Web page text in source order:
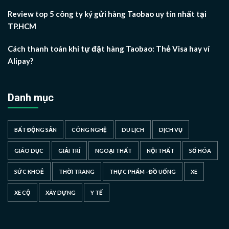
Review top 5 công ty ký gửi hàng Taobao uy tín nhất tại
TP.HCM
Cách thanh toán khi tự đặt hàng Taobao: Thẻ Visa hay ví
Alipay?
Danh mục
BẤT ĐỘNG SẢN CÔNG NGHỆ DU LỊCH DỊCH VỤ
GIÁO DỤC GIẢI TRÍ NGOẠI THẤT NỘI THẤT SỐ HÓA
SỨC KHOẺ THỜI TRANG THỰC PHẨM - ĐỒ UỐNG XE
XE CỘ XÂY DỰNG Y TẾ